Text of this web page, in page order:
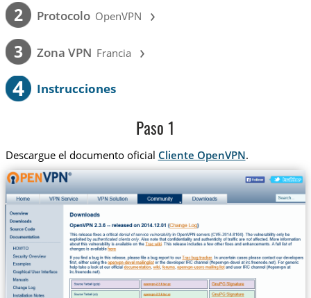
2 Protocolo OpenVPN ›
3 Zona VPN Francia ›
4 Instrucciones
Paso 1
Descargue el documento oficial Cliente OpenVPN.